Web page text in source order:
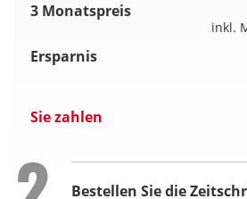
3 Monatspreis
inkl.
Ersparnis
Sie zahlen
Bestellen Sie die